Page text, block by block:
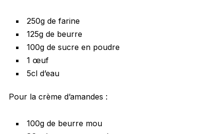
250g de farine
125g de beurre
100g de sucre en poudre
1 œuf
5cl d’eau
Pour la crème d’amandes :
100g de beurre mou